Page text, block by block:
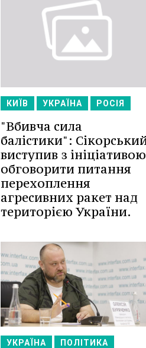
КИЇВ УКРАЇНА РОСІЯ
"Вбивча сила
балістики":
виступив з ініціативою
обговорити питання
перехоплення
агресивних ракет над
територією України.
УКРАЇНА ПОЛІТИКА